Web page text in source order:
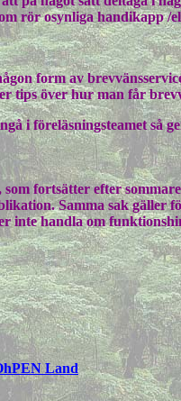
rör osynliga handikapp
form av
tips över hur man får
i föreläsningsteamet så
fortsätter efter
Samma sak gäller
inte handla om
Land